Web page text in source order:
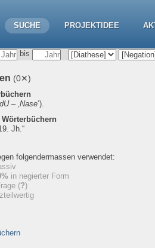
SUCHE PROJEKTIDEE
bis
(0✕)
– ‚Nase‘).
Jh.“
folgendermassen verwendet:
in negierter Form
(?)